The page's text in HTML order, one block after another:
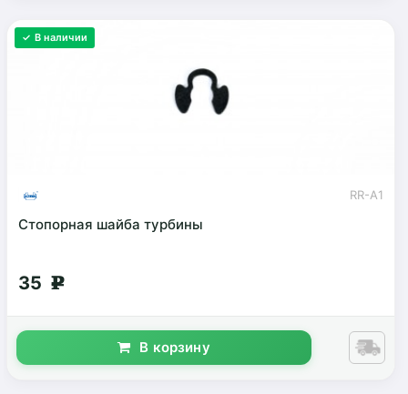
✓ В наличии
RR-A1
Стопорная шайба турбины
35 g
В корзину